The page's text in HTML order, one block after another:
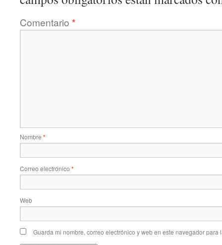
Comentario *
Nombre *
Correo electrónico *
Web
Guarda mi nombre, correo electrónico y web en este navegador para